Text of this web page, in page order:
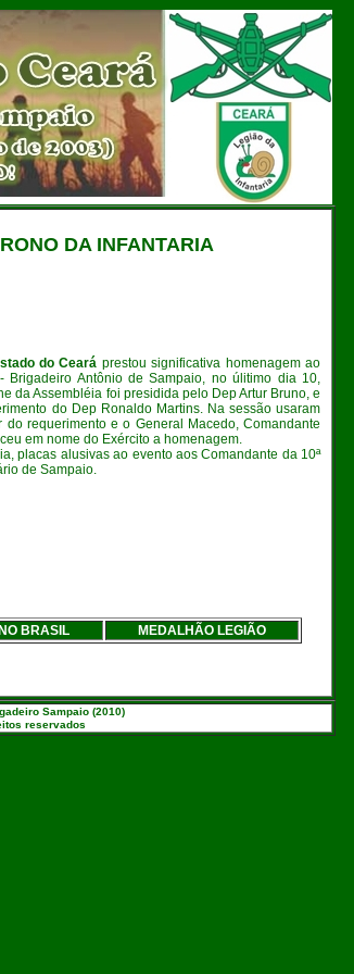
DA INFANTARIA
do Ceará prestou significativa homenagem ao
Brigadeiro Antônio de Sampaio, no úlitimo dia 10,
da Assembléia foi presidida pelo Dep Artur Bruno, e
do Dep Ronaldo Martins. Na sessão usaram
requerimento e o General Macedo, Comandante
em nome do Exército a homenagem.
placas alusivas ao evento aos Comandante da 10ª
de Sampaio.
BRASIL MEDALHÃO LEGIÃO
Sampaio (2010)
reservados